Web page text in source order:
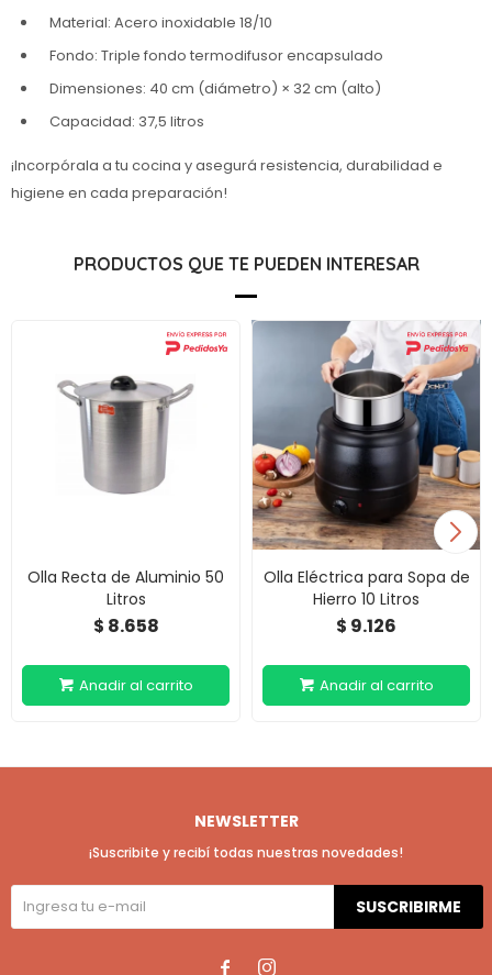
Material: Acero inoxidable 18/10
Fondo: Triple fondo termodifusor encapsulado
Dimensiones: 40 cm (diámetro) × 32 cm (alto)
Capacidad: 37,5 litros
¡Incorpórala a tu cocina y asegurá resistencia, durabilidad e
higiene en cada preparación!
PRODUCTOS QUE TE PUEDEN INTERESAR
Olla Recta de Aluminio 50
Litros
$ 8.658
Olla Eléctrica para Sopa de
Hierro 10 Litros
$ 9.126
NEWSLETTER
¡Suscribite y recibí todas nuestras novedades!
SUSCRIBIRME
 